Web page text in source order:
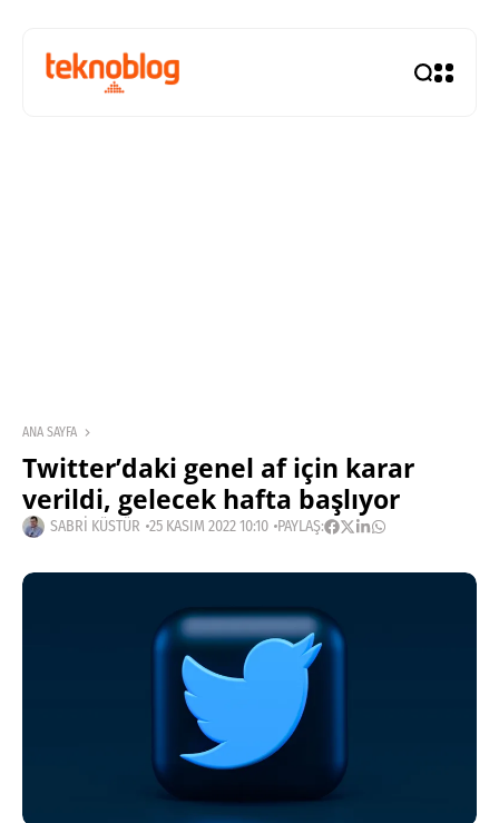
ANA SAYFA
Twitter’daki genel af için karar
verildi, gelecek hafta başlıyor
SABRI KÜSTÜR 25 KASIM 2022 10:10 PAYLAŞ: